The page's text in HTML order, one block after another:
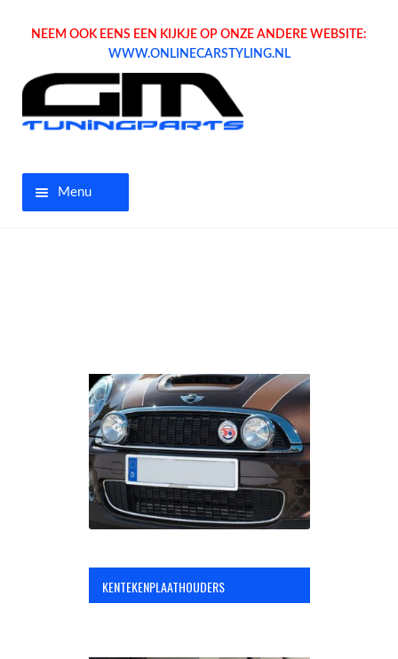
NEEM OOK EENS EEN KIJKJE OP ONZE ANDERE WEBSITE:
WWW.ONLINECARSTYLING.NL
Menu
Tuning parts
OPC Line
Bedrijfswagen parts
Inloggen / Registreren
KENTEKENPLAATHOUDERS